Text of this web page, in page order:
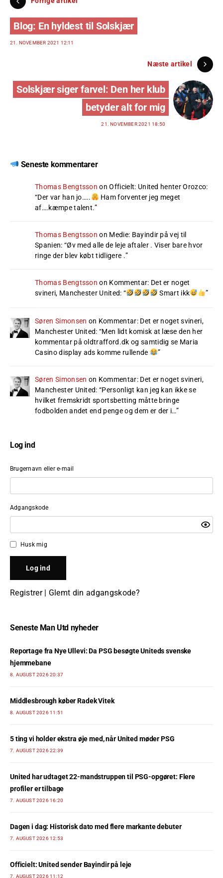
Blog: En hyldest til Solskjær
21. NOVEMBER 2021 12:11
Næste artikel
Solskjær siger farvel: Den her klub
betyder alt for mig
21. NOVEMBER 2021 18:50
Seneste kommentarer
Thomas Bengtsson onOfficielt: United henter Orozco:
“Der var han jo…..
Ham forventer jeg meget
af….kæmpe talent.”
Thomas Bengtsson on Medie: Bayindir på vej til
Spanien: “Øv med alle de leje aftaler . Viser bare hvor
ringe der blev købt tidligere .”
Thomas Bengtsson on Kommentar: Det er noget
svineri, Manchester United: “ Smart ikk ”
Søren Simonsen on Kommentar: Det er noget svineri,
Manchester United: “Men lidt komisk at læse den her
kommentar på oldtrafford.dk og samtidig se Maria
Casino display ads komme rullende
”
Søren Simonsen on Kommentar: Det er noget svineri,
Manchester United: “Personligt kan jeg kan ikke se
hvilket fremskridt sportsbetting måtte bringe
fodbolden andet end penge og dem er der i…”
Log ind
Brugernavn eller e-mail
Adgangskode
Husk mig
Registrer| Glemt din adgangskode?
Seneste Man Utd nyheder
Reportage fra Nye Ullevi: Da PSG besøgte Uniteds svenske
hjemmebane
8. AUGUST 2026 20:37
Middlesbrough køber Radek Vitek
8. AUGUST 2026 11:51
5 ting vi holder ekstra øje med, når United møder PSG
7. AUGUST 2026 22:39
United har udtaget 22-mandstruppen til PSG-opgøret: Flere
profiler er tilbage
7. AUGUST 2026 16:20
Dagen i dag: Historisk dato med flere markante debuter
7. AUGUST 2026 12:53
Officielt: United sender Bayindir på leje
7. AUGUST 2026 11:12